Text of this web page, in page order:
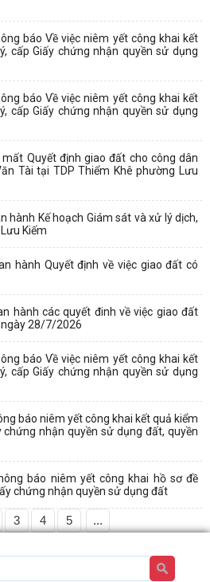
báo Về việc niêm yết công khai kết
cấp Giấy chứng nhận quyền sử dụng
báo Về việc niêm yết công khai kết
cấp Giấy chứng nhận quyền sử dụng
mất Quyết định giao đất cho công dân
Tài tại TDP Thiểm Khê phường Lưu
hành Kế hoạch Giám sát và xử lý dịch,
Kiếm
hành Quyết định về việc giao đất có
hành các quyết đinh về việc giao đất
28/7/2026
báo Về việc niêm yết công khai kết
cấp Giấy chứng nhận quyền sử dụng
báo niêm yết công khai kết quả kiểm
chứng nhận quyền sử dụng đất, quyền
báo niêm yết công khai hồ sơ đề
chứng nhận quyền sử dụng đất
3 4 5 ...